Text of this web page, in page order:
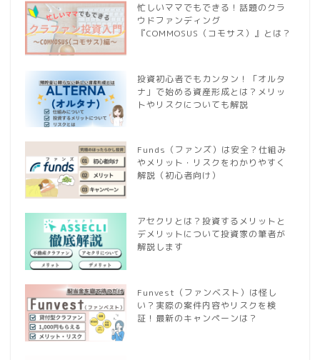
忙しいママでもできる！話題のクラ
ウドファンディング
『COMMOSUS（コモサス）』とは？
投資初心者でもカンタン！「オルタ
ナ」で始める資産形成とは？メリッ
トやリスクについても解説
Funds（ファンズ）は安全？仕組み
やメリット・リスクをわかりやすく
解説（初心者向け）
アセクリとは？投資するメリットと
デメリットについて投資家の筆者が
解説します
Funvest（ファンベスト）は怪し
い？実際の案件内容やリスクを検
証！最新のキャンペーンは？